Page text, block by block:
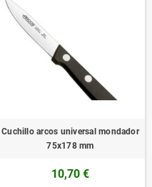
Cuchillo arcos universal mondador
75x178 mm
10,70 €